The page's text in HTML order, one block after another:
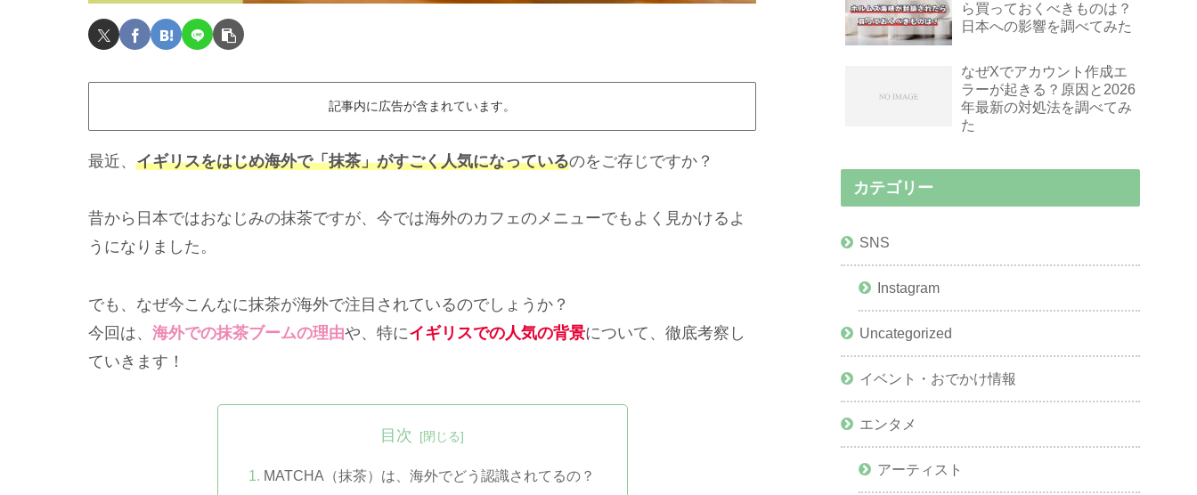
記事内に広告が含まれています。
最近、 イギリスをはじめ海外で「抹茶」がすごく人気になっているのをご存じですか？
昔から日本ではおなじみの抹茶ですが、今では海外のカフェのメニューでもよく見かけるよ
うになりました。
でも、なぜ今こんなに抹茶が海外で注目されているのでしょうか？
今回は、 海外での抹茶ブームの理由や、特にイギリスでの人気の背景について、徹底考察し
ていきます！
目次
MATCHA（抹茶）は、海外でどう認識されてるの？
ら買っておくべきものは？
日本への影響を調べてみた
なぜXでアカウント作成エ
ラーが起きる？原因と2026
年最新の対処法を調べてみ
た
カテゴリー
SNS
Instagram
Uncategorized
イベント・おでかけ情報
エンタメ
アーティスト